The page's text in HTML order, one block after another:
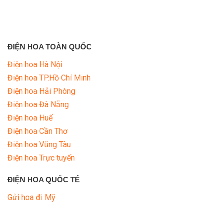
ĐIỆN HOA TOÀN QUỐC
Điện hoa Hà Nội
Điện hoa TP.Hồ Chí Minh
Điện hoa Hải Phòng
Điện hoa Đà Nẵng
Điện hoa Huế
Điện hoa Cần Thơ
Điện hoa Vũng Tàu
Điện hoa Trực tuyến
ĐIỆN HOA QUỐC TẾ
Gửi hoa đi Mỹ